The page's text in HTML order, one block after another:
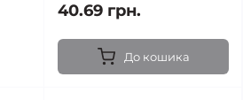
40.69 грн.
До кошика